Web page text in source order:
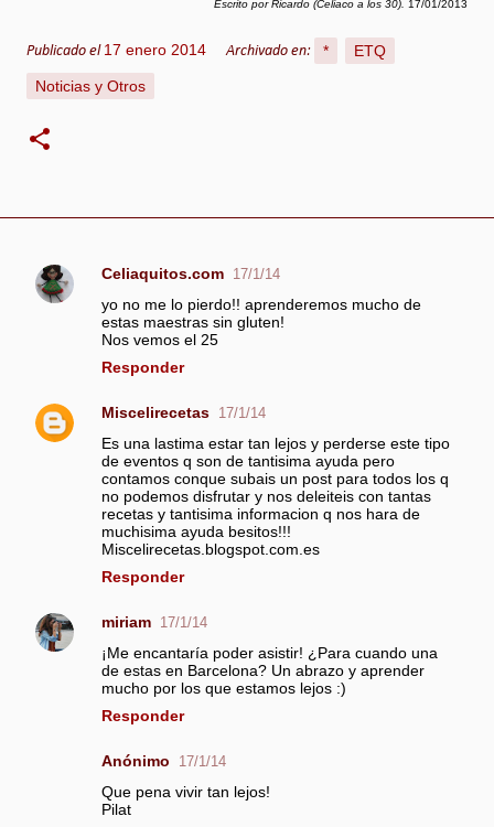
Escrito por Ricardo (Celiaco a los 30). 17/01/2013
Publicado el 17 enero 2014 Archivado en: *
ETQ
Noticias y Otros
C
t
a
Celiaquitos.com 17/1/14
yo no me lo pierdo!! aprenderemos mucho de
estas maestras sin gluten!
Nos vemos el 25
Responder
Miscelirecetas 17/1/14
Es una lastima estar tan lejos y perderse este tipo
de eventos q son de tantisima ayuda pero
contamos conque subais un post para todos los q
no podemos disfrutar y nos deleiteis con tantas
recetas y tantisima informacion q nos hara de
muchisima ayuda besitos!!!
Miscelirecetas.blogspot.com.es
Responder
miriam 17/1/14
¡Me encantaría poder asistir! ¿Para cuando una
de estas en Barcelona? Un abrazo y aprender
mucho por los que estamos lejos :)
Responder
Anónimo 17/1/14
Que pena vivir tan lejos!
Pilat